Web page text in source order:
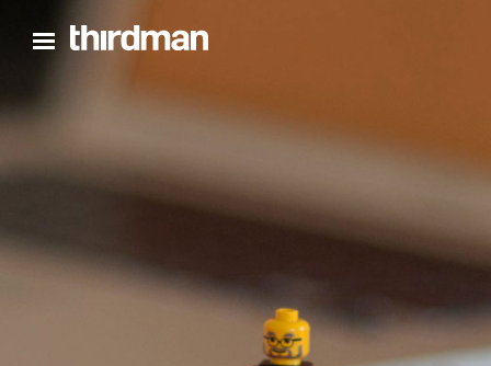
Hauptmenü öffnen